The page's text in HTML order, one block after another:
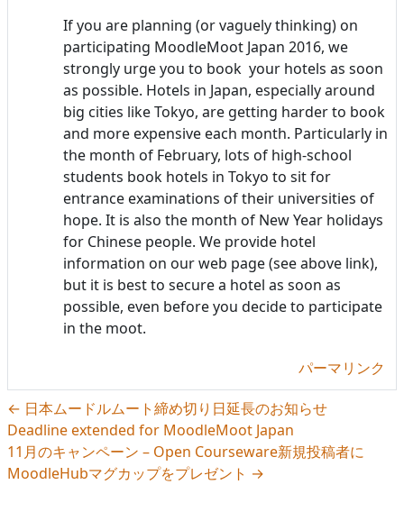
If you are planning (or vaguely thinking) on
participating MoodleMoot Japan 2016, we
strongly urge you to book your hotels as soon
as possible. Hotels in Japan, especially around
big cities like Tokyo, are getting harder to book
and more expensive each month. Particularly in
the month of February, lots of high-school
students book hotels in Tokyo to sit for
entrance examinations of their universities of
hope. It is also the month of New Year holidays
for Chinese people. We provide hotel
information on our web page (see above link),
but it is best to secure a hotel as soon as
possible, even before you decide to participate
in the moot.
パーマリンク
← 日本ムードルムート締め切り日延長のお知らせ
Deadline extended for MoodleMoot Japan
11月のキャンペーン – Open Courseware新規投稿者に
MoodleHubマグカップをプレゼント →